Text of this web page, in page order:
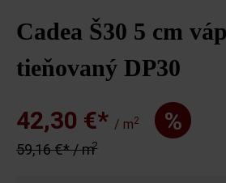
Cadea Š30 5 cm
tieňovaný DP30
42,30 €* / m2 %
59,16 €* / m2